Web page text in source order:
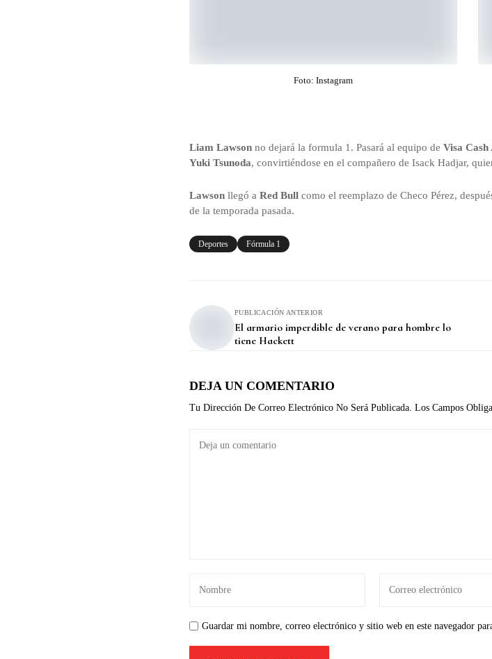
Foto: Instagram
Liam Lawson no dejará la formula 1. Pasará al equipo de Visa Cash
Yuki Tsunoda, convirtiéndose en el compañero de Isack Hadjar,
Lawson llegó a Red Bull como el reemplazo de Checo Pérez,
de la temporada pasada.
Deportes Fórmula 1
PUBLICACIÓN ANTERIOR
El armario imperdible de verano para hombre lo
tiene Hackett
DEJA UN COMENTARIO
Tu Dirección De Correo Electrónico No Será Publicada. Los Campos
Guardar mi nombre, correo electrónico y sitio web en este navegador